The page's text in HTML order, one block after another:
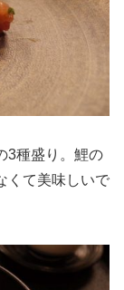
3種盛り。鯉の
くて美味しいで